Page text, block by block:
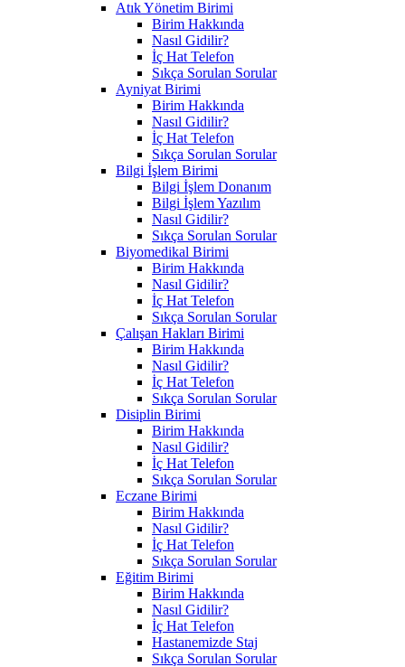
Atık Yönetim Birimi
Birim Hakkında
Nasıl Gidilir?
İç Hat Telefon
Sıkça Sorulan Sorular
Ayniyat Birimi
Birim Hakkında
Nasıl Gidilir?
İç Hat Telefon
Sıkça Sorulan Sorular
Bilgi İşlem Birimi
Bilgi İşlem Donanım
Bilgi İşlem Yazılım
Nasıl Gidilir?
Sıkça Sorulan Sorular
Biyomedikal Birimi
Birim Hakkında
Nasıl Gidilir?
İç Hat Telefon
Sıkça Sorulan Sorular
Çalışan Hakları Birimi
Birim Hakkında
Nasıl Gidilir?
İç Hat Telefon
Sıkça Sorulan Sorular
Disiplin Birimi
Birim Hakkında
Nasıl Gidilir?
İç Hat Telefon
Sıkça Sorulan Sorular
Eczane Birimi
Birim Hakkında
Nasıl Gidilir?
İç Hat Telefon
Sıkça Sorulan Sorular
Eğitim Birimi
Birim Hakkında
Nasıl Gidilir?
İç Hat Telefon
Hastanemizde Staj
Sıkça Sorulan Sorular